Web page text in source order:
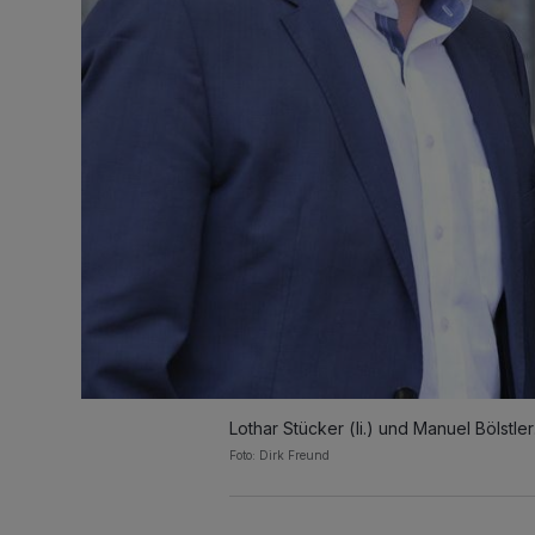
Lothar Stücker (li.) und Manuel
Foto: Dirk Freund